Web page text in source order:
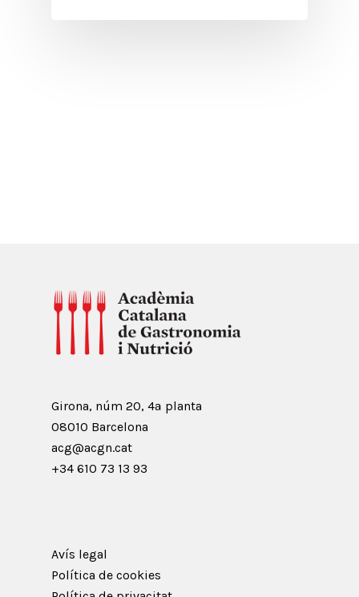
Girona, núm 20, 4ª planta
08010 Barcelona
acg@acgn.cat
+34 610 73 13 93
Avís legal
Política de cookies